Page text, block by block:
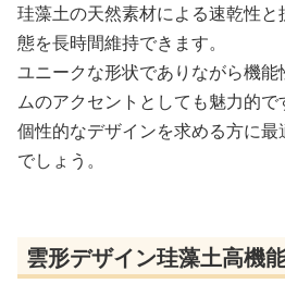
珪藻土の天然素材による速乾性
態を長時間維持できます。
ユニークな形状でありながら機
ムのアクセントとしても魅力的で
個性的なデザインを求める方に
でしょう。
雲形デザイン珪藻土高機